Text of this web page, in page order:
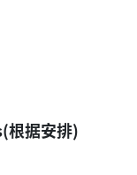
根据安排)